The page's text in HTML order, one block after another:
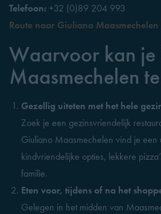
Telefoon: +32 (0)89 204 993
Route naar Giuliano
Waarvoor kan
Maasmechelen
Gezellig uiteten met het hele
Zoek je een gezinsvriendelijk
Giuliano Maasmechelen vind je een
kindvriendelijke opties, lekkere
familie.
Eten voor, tijdens of na het
Gelegen in het midden van